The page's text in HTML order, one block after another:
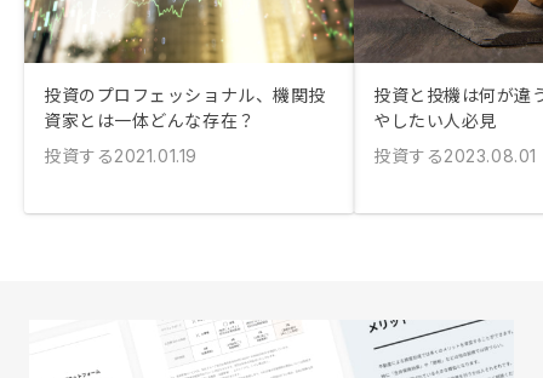
投資のプロフェッショナル、機関投
資家とは一体どんな存在？
投資する2021.01.19
投資と投機は何が違
やしたい人必見
投資する2023.08.01